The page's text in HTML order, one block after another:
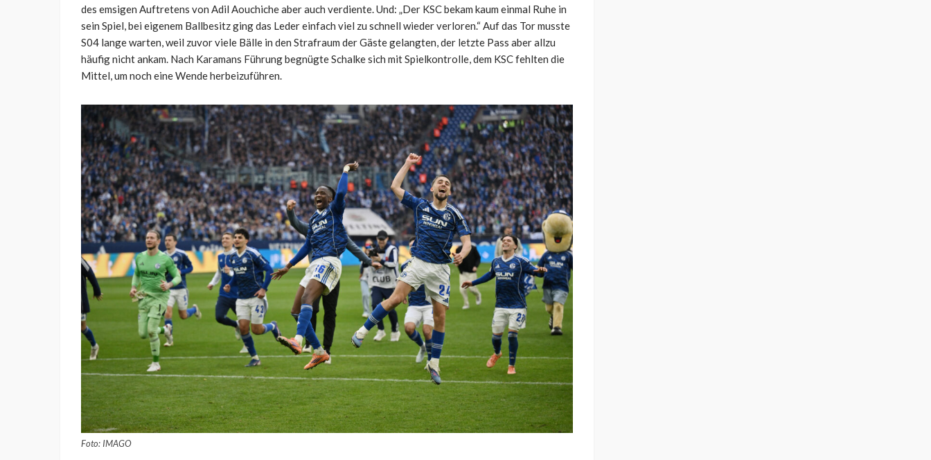
des emsigen Auftretens von Adil Aouchiche aber auch verdiente. Und: „Der KSC bekam kaum einmal Ruhe in
sein Spiel, bei eigenem Ballbesitz ging das Leder einfach viel zu schnell wieder verloren.“ Auf das Tor musste
S04 lange warten, weil zuvor viele Bälle in den Strafraum der Gäste gelangten, der letzte Pass aber allzu
häufig nicht ankam. Nach Karamans Führung begnügte Schalke sich mit Spielkontrolle, dem KSC fehlten die
Mittel, um noch eine Wende herbeizuführen.
Foto: IMAGO